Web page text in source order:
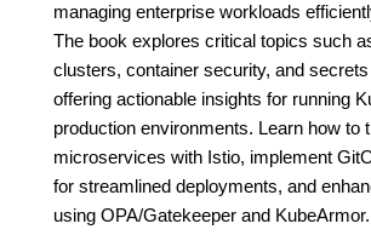
managing enterprise workloads
The book explores critical topics such
clusters, container security, and
offering actionable insights for running
production environments. Learn how to
microservices with Istio, implement
for streamlined deployments, and
using OPA/Gatekeeper and KubeArmor.